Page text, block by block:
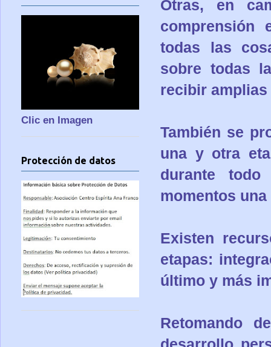
Otras, en
comprensión
todas las
sobre todas
recibir
También se
una y otra
durante
momentos
Existen
etapas:
último y más
Retomando
Clic en Imagen
Protección de datos